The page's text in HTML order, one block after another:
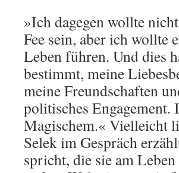
»Ich dagegen wollte
Fee sein, aber ich wollte
Leben führen. Und dies
bestimmt, meine
meine Freundschaften
politisches Engagement.
Magischem.« Vielleicht
Selek im Gespräch
spricht, die sie am